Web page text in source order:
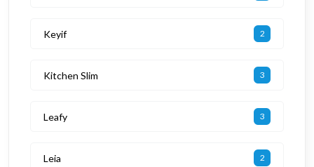
Keyif 2
Kitchen Slim 3
Leafy 3
Leia 2